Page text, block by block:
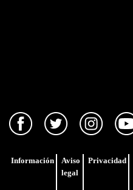
Información
Aviso
legal
Privacidad